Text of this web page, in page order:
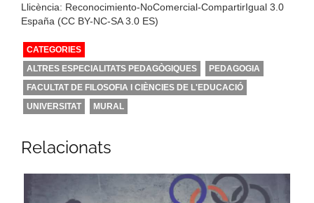
Llicència: Reconocimiento-NoComercial-CompartirIgual 3.0
España (CC BY-NC-SA 3.0 ES)
CATEGORIES
ALTRES ESPECIALITATS PEDAGÒGIQUES
PEDAGOGIA
FACULTAT DE FILOSOFIA I CIÈNCIES DE L'EDUCACIÓ
UNIVERSITAT
MURAL
Relacionats